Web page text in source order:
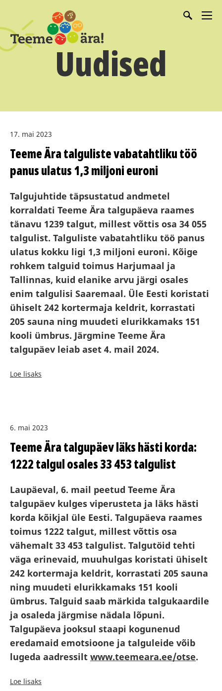
Uudised
17. mai 2023
Teeme Ära talguliste vabatahtliku töö
panus ulatus 1,3 miljoni euroni
Talgujuhtide täpsustatud andmetel
korraldati Teeme Ära talgupäeva raames
tänavu 1239 talgut, millest võttis osa 34 055
talgulist. Talguliste vabatahtliku töö panus
ulatus kokku ligi 1,3 miljoni euroni. Kõige
rohkem talguid toimus Harjumaal ja
Tallinnas, kuid elanike arvu järgi osales
enim talgulisi Saaremaal. Üle Eesti koristati
ühiselt 242 kortermaja keldrit, korrastati
205 sauna ning muudeti elurikkamaks 151
kooli ümbrus. Järgmine Teeme Ära
talgupäev leiab aset 4. mail 2024.
Loe lisaks
6. mai 2023
Teeme Ära talgupäev läks hästi korda:
1222 talgul osales 33 453 talgulist
Laupäeval, 6. mail peetud Teeme Ära
talgupäev kulges viperusteta ja läks hästi
korda kõikjal üle Eesti. Talgupäeva raames
toimus 1222 talgut, millest võttis osa
vähemalt 33 453 talgulist. Talgutöid tehti
väga erinevaid, muuhulgas koristati ühiselt
242 kortermaja keldrit, korrastati 205 sauna
ning muudeti elurikkamaks 151 kooli
ümbrus. Talguid saab märkida talgukaardile
ja osaleda järgmise nädala lõpuni.
Talgupäeva jooksul staapi kogunenud
eredamaid emotsioone ja talguleide võib
lugeda aadressilt www.teemeara.ee/otse.
Loe lisaks